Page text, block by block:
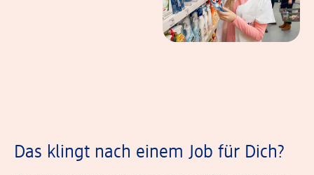
Das klingt nach einem Job für Dich?